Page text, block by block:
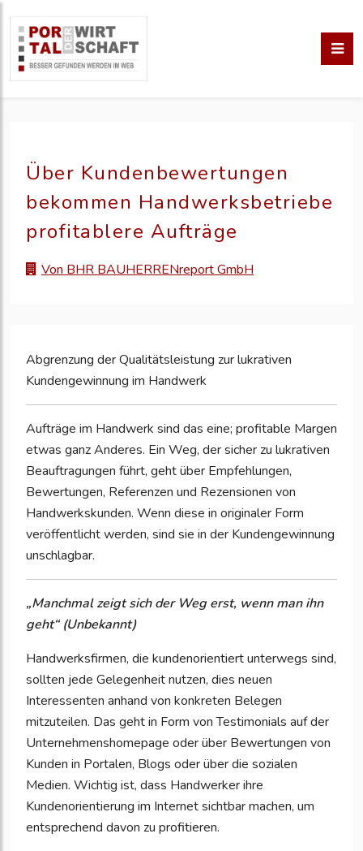
Über Kundenbewertungen
bekommen Handwerksbetriebe
profitablere Aufträge
Von BHR BAUHERRENreport GmbH
Abgrenzung der Qualitätsleistung zur lukrativen
Kundengewinnung im Handwerk
Aufträge im Handwerk sind das eine; profitable Margen
etwas ganz Anderes. Ein Weg, der sicher zu lukrativen
Beauftragungen führt, geht über Empfehlungen,
Bewertungen, Referenzen und Rezensionen von
Handwerkskunden. Wenn diese in originaler Form
veröffentlicht werden, sind sie in der Kundengewinnung
unschlagbar.
„Manchmal zeigt sich der Weg erst, wenn man ihn
geht“ (Unbekannt)
Handwerksfirmen, die kundenorientiert unterwegs sind,
sollten jede Gelegenheit nutzen, dies neuen
Interessenten anhand von konkreten Belegen
mitzuteilen. Das geht in Form von Testimonials auf der
Unternehmenshomepage oder über Bewertungen von
Kunden in Portalen, Blogs oder über die sozialen
Medien. Wichtig ist, dass Handwerker ihre
Kundenorientierung im Internet sichtbar machen, um
entsprechend davon zu profitieren.